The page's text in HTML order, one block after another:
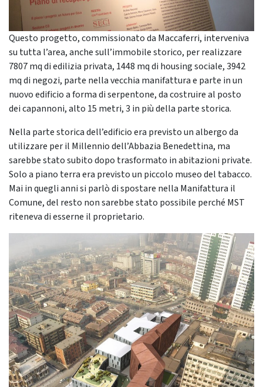
Questo progetto, commissionato da Maccaferri, interveniva
su tutta l’area, anche sull’immobile storico, per realizzare
7807 mq di edilizia privata, 1448 mq di housing sociale, 3942
mq di negozi, parte nella vecchia manifattura e parte in un
nuovo edificio a forma di serpentone, da costruire al posto
dei capannoni, alto 15 metri, 3 in più della parte storica.
Nella parte storica dell’edificio era previsto un albergo da
utilizzare per il Millennio dell’Abbazia Benedettina, ma
sarebbe stato subito dopo trasformato in abitazioni private.
Solo a piano terra era previsto un piccolo museo del tabacco.
Mai in quegli anni si parlò di spostare nella Manifattura il
Comune, del resto non sarebbe stato possibile perché MST
riteneva di esserne il proprietario.